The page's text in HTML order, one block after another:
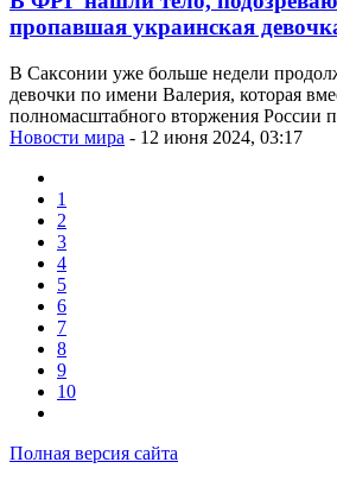
пропавшая украинская
В Саксонии уже больше недели
девочки по имени Валерия, которая
полномасштабного вторжения России
Новости мира - 12 июня 2024, 03:17
1
2
3
4
5
6
7
8
9
10
Полная версия сайта